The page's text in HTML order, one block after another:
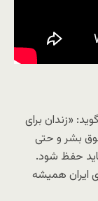
«زندان برای
بشر و حتی
حفظ شود.
ایران همیشه